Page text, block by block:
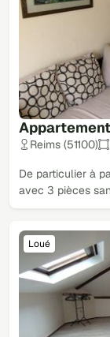
Reims (51100)
De particulier à
avec 3 pièces
Loué